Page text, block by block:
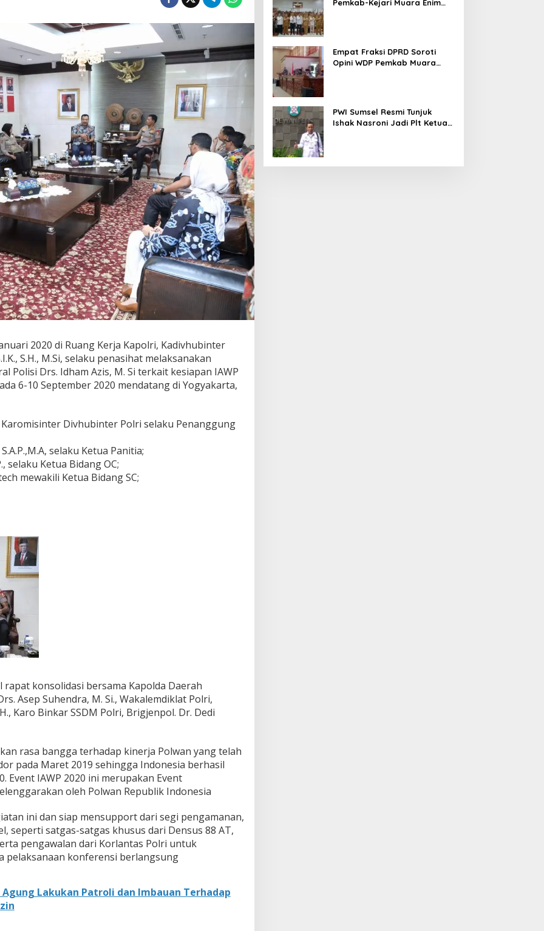
2020 di Ruang Kerja Kapolri, Kadivhubinter
S.H., M.Si, selaku penasihat melaksanakan
Polisi Drs. Idham Azis, M. Si terkait kesiapan IAWP
6-10 September 2020 mendatang di Yogyakarta,
Karomisinter Divhubinter Polri selaku Penanggung
selaku Ketua Panitia;
selaku Ketua Bidang OC;
mewakili Ketua Bidang SC;
konsolidasi bersama Kapolda Daerah
Asep Suhendra, M. Si., Wakalemdiklat Polri,
Karo Binkar SSDM Polri, Brigjenpol. Dr. Dedi
rasa bangga terhadap kinerja Polwan yang telah
pada Maret 2019 sehingga Indonesia berhasil
Event IAWP 2020 ini merupakan Event
oleh Polwan Republik Indonesia
ini dan siap mensupport dari segi pengamanan,
seperti satgas-satgas khusus dari Densus 88 AT,
pengawalan dari Korlantas Polri untuk
pelaksanaan konferensi berlangsung
Lakukan Patroli dan Imbauan Terhadap
Pemkab-Kejari Muara Enim
Empat Fraksi DPRD Soroti
Opini WDP Pemkab Muara
PWI Sumsel Resmi Tunjuk
Ishak Nasroni Jadi Plt Ketua